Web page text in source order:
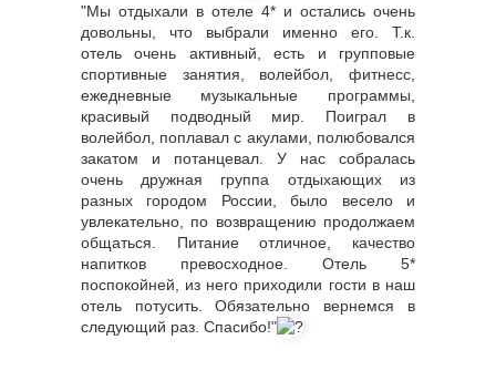
"Мы отдыхали в отеле 4* и остались очень
довольны, что выбрали именно его. Т.к.
отель очень активный, есть и групповые
спортивные занятия, волейбол, фитнесс,
ежедневные музыкальные программы,
красивый подводный мир. Поиграл в
волейбол, поплавал с акулами, полюбовался
закатом и потанцевал. У нас собралась
очень дружная группа отдыхающих из
разных городом России, было весело и
увлекательно, по возвращению продолжаем
общаться. Питание отличное, качество
напитков превосходное. Отель 5*
поспокойней, из него приходили гости в наш
отель потусить. Обязательно вернемся в
следующий раз. Спасибо!"